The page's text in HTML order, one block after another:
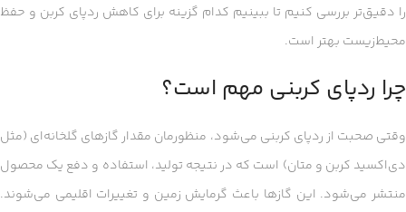
را دقیق‌تر بررسی کنیم تا ببینیم کدام گزینه برای کاهش ردپای کربن و حفظ
محیط‌زیست بهتر است.
چرا ردپای کربنی مهم است؟
وقتی صحبت از ردپای کربنی می‌شود، منظورمان مقدار گازهای گلخانه‌ای (مثل
دی‌اکسید کربن و متان) است که در نتیجه تولید، استفاده و دفع یک محصول
منتشر می‌شود. این گازها باعث گرمایش زمین و تغییرات اقلیمی می‌شوند.